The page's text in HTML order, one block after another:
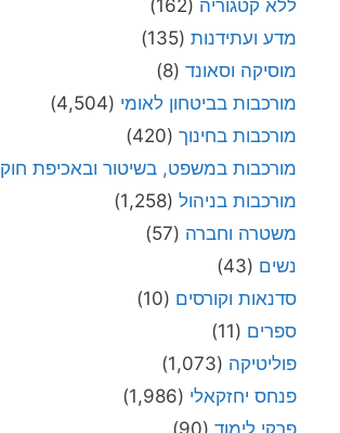
ללא קטגוריה (162)
מדע ועתידנות (135)
מוסיקה וסאונד (8)
מורכבות בביטחון לאומי (4,504)
מורכבות בחינוך (420)
מורכבות במשפט, בשיטור ובאכיפת חוק
מורכבות בניהול (1,258)
משטרה וחברה (57)
נשים (43)
סדנאות וקורסים (10)
ספרים (11)
פוליטיקה (1,073)
פנחס יחזקאלי (1,986)